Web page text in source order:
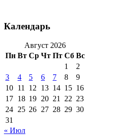
Календарь
Август 2026
Пн Вт Ср Чт Пт Сб Вс
1
2
3
4 5 6 7 8
9
10 11 12 13 14 15 16
17 18 19 20 21 22 23
24 25 26 27 28 29 30
31
« Июл